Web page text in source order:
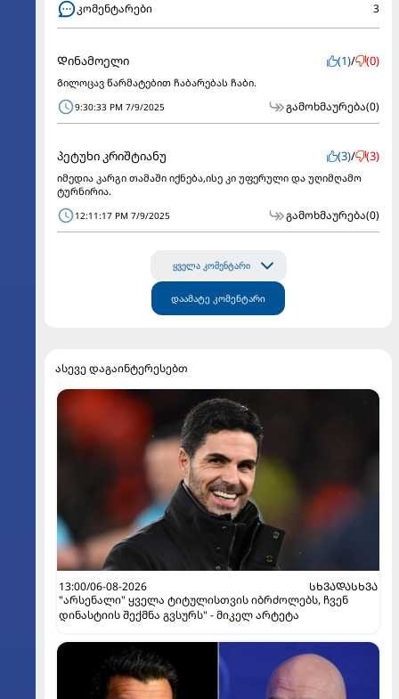
კომენტარები 3
Დინამოელი (1)/ (0)
Გილოცავ წარმატებით ჩაბარებას ჩაბი.
9:30:33 PM 7/9/2025 გამოხმაურება(0)
პეტუხი კრიშტიანუ (3)/ (3)
იმედია კარგი თამაში იქნება,ისე კი უფერული და უღიმღამო
ტურნირია.
12:11:17 PM 7/9/2025 გამოხმაურება(0)
ყველა კომენტარი
დაამატე კომენტარი
ასევე დაგაინტერესებთ
13:00/06-08-2026
ᲡᲮᲕᲐᲓᲐᲡᲮᲕᲐ
"არსენალი" ყველა ტიტულისთვის იბრძოლებს, ჩვენ
დინასტიის შექმნა გვსურს" - მიკელ არტეტა